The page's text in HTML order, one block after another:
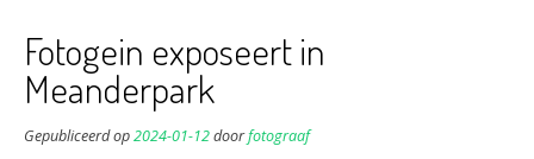
Fotogein exposeert in
Meanderpark
Gepubliceerd op2024-01-12doorfotograaf